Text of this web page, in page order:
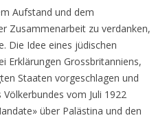
Aufstand und dem
Zusammenarbeit zu verdanken,
Die Idee eines jüdischen
Erklärungen Grossbritanniens,
Staaten vorgeschlagen und
vom Juli 1922
über Palästina und den